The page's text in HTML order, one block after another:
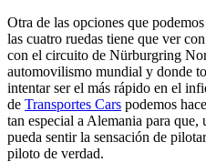
Otra de las opciones que
las cuatro ruedas tiene que ver
con el circuito de Nürburgring
automovilismo mundial y donde
intentar ser el más rápido en el
de Transportes Cars podemos
tan especial a Alemania para
pueda sentir la sensación de
piloto de verdad.